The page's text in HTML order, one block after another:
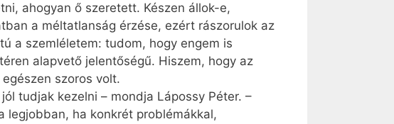
ahogyan ő szeretett. Készen állok-e,
a méltatlanság érzése, ezért rászorulok az
a szemléletem: tudom, hogy engem is
alapvető jelentőségű. Hiszem, hogy az
szoros volt.
tudjak kezelni – mondja Lápossy Péter. –
legjobban, ha konkrét problémákkal,